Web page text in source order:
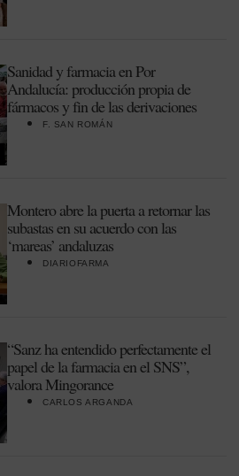
Sanidad y farmacia en Por
Andalucía: producción propia de
fármacos y fin de las derivaciones
F. SAN ROMÁN
Montero abre la puerta a retornar las
subastas en su acuerdo con las
‘mareas’ andaluzas
DIARIOFARMA
“Sanz ha entendido perfectamente el
papel de la farmacia en el SNS”,
valora Mingorance
CARLOS ARGANDA